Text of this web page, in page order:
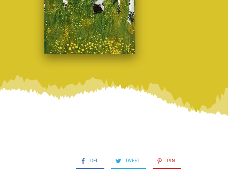
DEL TWEET PIN